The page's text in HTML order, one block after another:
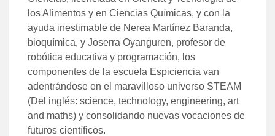
los Alimentos y en Ciencias Químicas, y con la
ayuda inestimable de Nerea Martínez Baranda,
bioquímica, y Joserra Oyanguren, profesor de
robótica educativa y programación, los
componentes de la escuela Espiciencia van
adentrándose en el maravilloso universo STEAM
(Del inglés: science, technology, engineering, art
and maths) y consolidando nuevas vocaciones de
futuros científicos.